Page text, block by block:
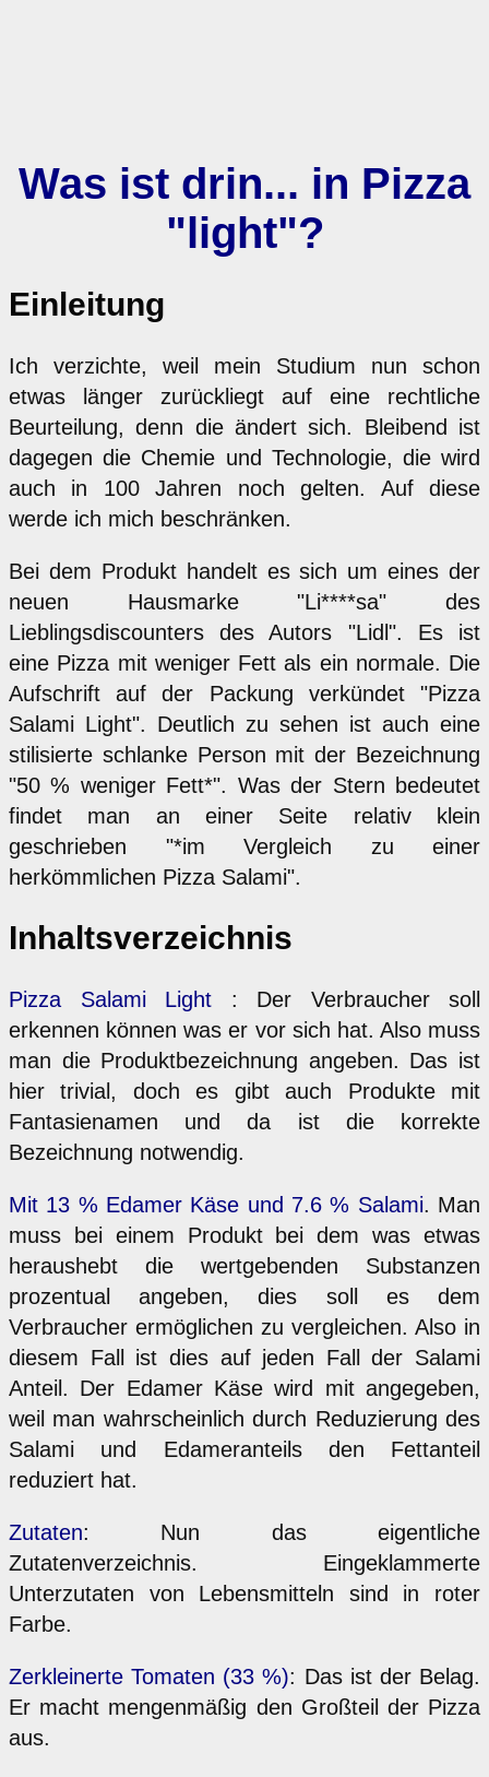
Was ist drin... in Pizza
"light"?
Einleitung
Ich verzichte, weil mein Studium nun schon
etwas länger zurückliegt auf eine rechtliche
Beurteilung, denn die ändert sich. Bleibend ist
dagegen die Chemie und Technologie, die wird
auch in 100 Jahren noch gelten. Auf diese
werde ich mich beschränken.
Bei dem Produkt handelt es sich um eines der
neuen Hausmarke "Li****sa" des
Lieblingsdiscounters des Autors "Lidl". Es ist
eine Pizza mit weniger Fett als ein normale. Die
Aufschrift auf der Packung verkündet "Pizza
Salami Light". Deutlich zu sehen ist auch eine
stilisierte schlanke Person mit der Bezeichnung
"50 % weniger Fett*". Was der Stern bedeutet
findet man an einer Seite relativ klein
geschrieben "*im Vergleich zu einer
herkömmlichen Pizza Salami".
Inhaltsverzeichnis
Pizza Salami Light : Der Verbraucher soll
erkennen können was er vor sich hat. Also muss
man die Produktbezeichnung angeben. Das ist
hier trivial, doch es gibt auch Produkte mit
Fantasienamen und da ist die korrekte
Bezeichnung notwendig.
Mit 13 % Edamer Käse und 7.6 % Salami. Man
muss bei einem Produkt bei dem was etwas
heraushebt die wertgebenden Substanzen
prozentual angeben, dies soll es dem
Verbraucher ermöglichen zu vergleichen. Also in
diesem Fall ist dies auf jeden Fall der Salami
Anteil. Der Edamer Käse wird mit angegeben,
weil man wahrscheinlich durch Reduzierung des
Salami und Edameranteils den Fettanteil
reduziert hat.
Zutaten: Nun das eigentliche
Zutatenverzeichnis. Eingeklammerte
Unterzutaten von Lebensmitteln sind in roter
Farbe.
Zerkleinerte Tomaten (33 %): Das ist der Belag.
Er macht mengenmäßig den Großteil der Pizza
aus.